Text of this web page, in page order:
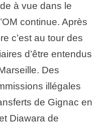
à vue dans le
continue. Après
c’est au tour des
d’être entendus
Des
illégales
de Gignac en
Diawara de